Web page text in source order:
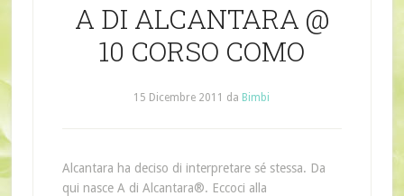
A DI ALCANTARA @
10 CORSO COMO
15 Dicembre 2011 da Bimbi
Alcantara ha deciso di interpretare sé stessa. Da
qui nasce A di Alcantara®. Eccoci alla